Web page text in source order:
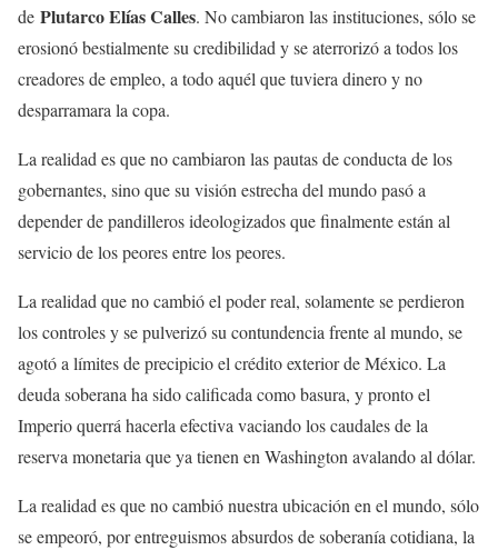
de Plutarco Elías Calles. No cambiaron las instituciones, sólo se
erosionó bestialmente su credibilidad y se aterrorizó a todos los
creadores de empleo, a todo aquél que tuviera dinero y no
desparramara la copa.
La realidad es que no cambiaron las pautas de conducta de los
gobernantes, sino que su visión estrecha del mundo pasó a
depender de pandilleros ideologizados que finalmente están al
servicio de los peores entre los peores.
La realidad que no cambió el poder real, solamente se perdieron
los controles‎ y se pulverizó su contundencia frente al mundo, se
agotó a límites de precipicio el crédito exterior de México. La
deuda soberana ha sido calificada como basura, y pronto el
Imperio querrá hacerla efectiva vaciando los caudales de la
reserva monetaria que ya tienen en Washington avalando al dólar.
La realidad es que no cambió nuestra ubicación en el mundo, sólo
se empeoró, por entreguismos absurdos de soberanía cotidiana, la